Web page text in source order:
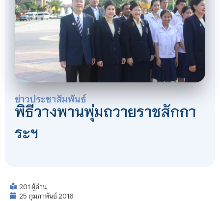
ข่าวประชาสัมพันธ์
พิธีวางพานพุ่มถวายราชสักกา
ระฯ
201 ผู้อ่าน
25 กุมภาพันธ์ 2016